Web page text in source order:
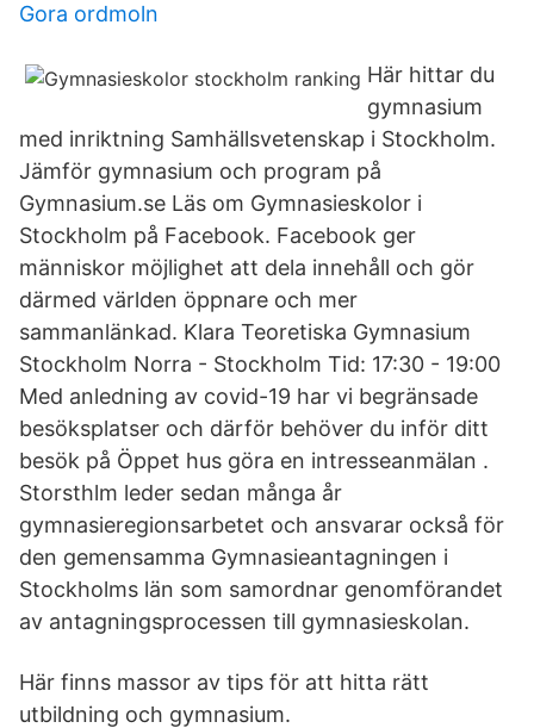
Gora ordmoln
Här hittar du
gymnasium
med inriktning Samhällsvetenskap i Stockholm.
Jämför gymnasium och program på
Gymnasium.se Läs om Gymnasieskolor i
Stockholm på Facebook. Facebook ger
människor möjlighet att dela innehåll och gör
därmed världen öppnare och mer
sammanlänkad. Klara Teoretiska Gymnasium
Stockholm Norra - Stockholm Tid: 17:30 - 19:00
Med anledning av covid-19 har vi begränsade
besöksplatser och därför behöver du inför ditt
besök på Öppet hus göra en intresseanmälan .
Storsthlm leder sedan många år
gymnasieregionsarbetet och ansvarar också för
den gemensamma Gymnasieantagningen i
Stockholms län som samordnar genomförandet
av antagningsprocessen till gymnasieskolan.
Här finns massor av tips för att hitta rätt
utbildning och gymnasium.